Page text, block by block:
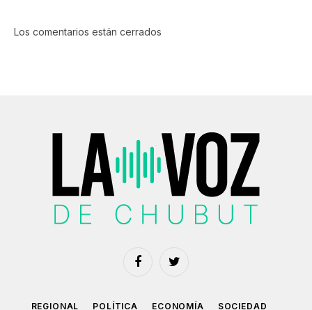
Los comentarios están cerrados
FacebookTwitter
REGIONAL POLÍTICA ECONOMÍA SOCIEDAD